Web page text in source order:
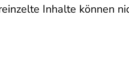
Inhalte können